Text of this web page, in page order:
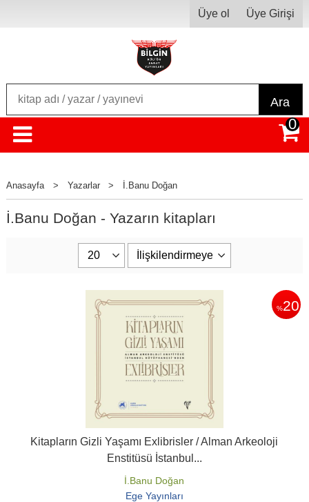
Üye ol Üye Girişi
Ara
0
Anasayfa > Yazarlar > İ.Banu Doğan
İ.Banu Doğan - Yazarın kitapları
%20
Kitapların Gizli Yaşamı Exlibrisler / Alman Arkeoloji
Enstitüsü İstanbul...
İ.Banu Doğan
Ege Yayınları